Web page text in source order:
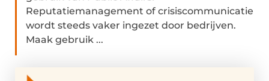
Reputatiemanagement of crisiscommunicatie
wordt steeds vaker ingezet door bedrijven.
Maak gebruik ...